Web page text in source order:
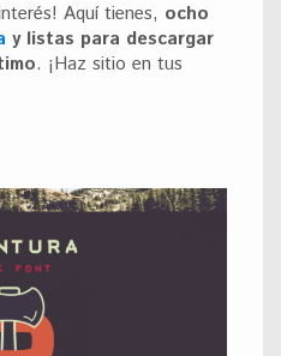
Aquí tienes, ocho
y listas para descargar
. ¡Haz sitio en tus